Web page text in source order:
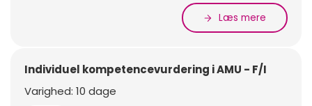
Læs mere
Individuel kompetencevurdering i AMU - F/I
Varighed: 10 dage